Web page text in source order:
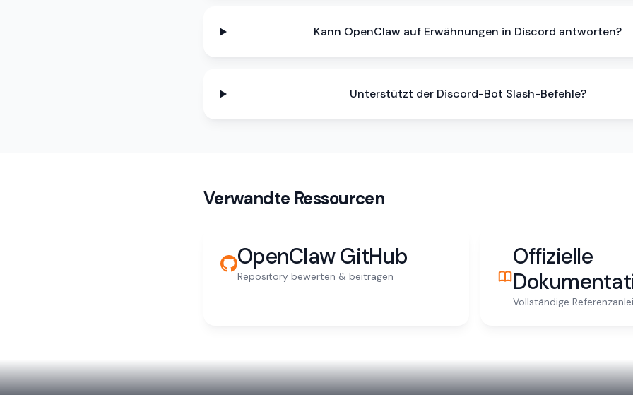
Kann OpenClaw auf Erwähnungen in Discord antworten?
Unterstützt der Discord-Bot Slash-Befehle?
Verwandte Ressourcen
OpenClaw GitHub
Repository bewerten & beitragen
Offizielle
Vollständige